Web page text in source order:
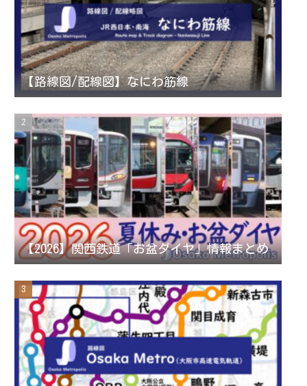
g
r
a
m
r
b
e
C
h
a
n
n
e
【路線図/配線図】なにわ筋線
【2026】関西鉄道「お盆ダイヤ」情報まとめ